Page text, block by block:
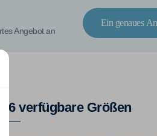
Angebot an
Ein genaues
6 verfügbare Größen